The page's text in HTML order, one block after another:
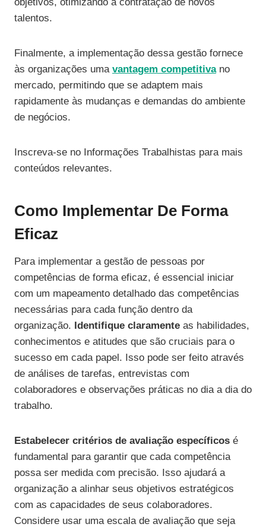
talentos.
Finalmente, a implementação dessa gestão fornece
às organizações uma vantagem competitivano
mercado, permitindo que se adaptem mais
rapidamente às mudanças e demandas do ambiente
de negócios.
Inscreva-se no Informações Trabalhistas para mais
conteúdos relevantes.
Como Implementar De Forma
Eficaz
Para implementar a gestão de pessoas por
competências de forma eficaz, é essencial iniciar
com um mapeamento detalhado das competências
necessárias para cada função dentro da
organização. Identifique claramente as habilidades,
conhecimentos e atitudes que são cruciais para o
sucesso em cada papel. Isso pode ser feito através
de análises de tarefas, entrevistas com
colaboradores e observações práticas no dia a dia do
trabalho.
Estabelecer critérios de avaliação específicos é
fundamental para garantir que cada competência
possa ser medida com precisão. Isso ajudará a
organização a alinhar seus objetivos estratégicos
com as capacidades de seus colaboradores.
Considere usar uma escala de avaliação que seja